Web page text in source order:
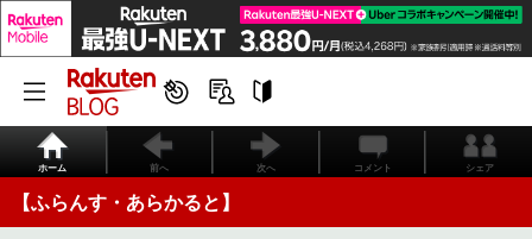
ホーム 前へ 次へ コメント シェア
【ふらんす・あらかると】